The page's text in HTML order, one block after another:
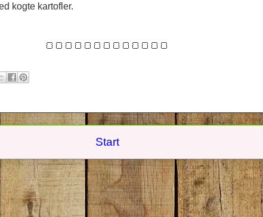
kogte kartofler.
🍞🍞🍞🍞🍞🍞🍞🍞🍞🍞🍞🍞🍞
Start